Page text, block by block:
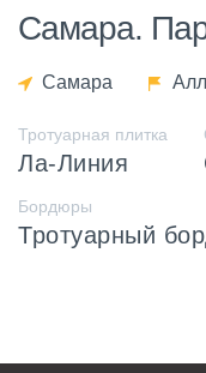
Самара.
Самара
Тротуарная плитка
Ла-Линия
Бордюры
Тротуарный